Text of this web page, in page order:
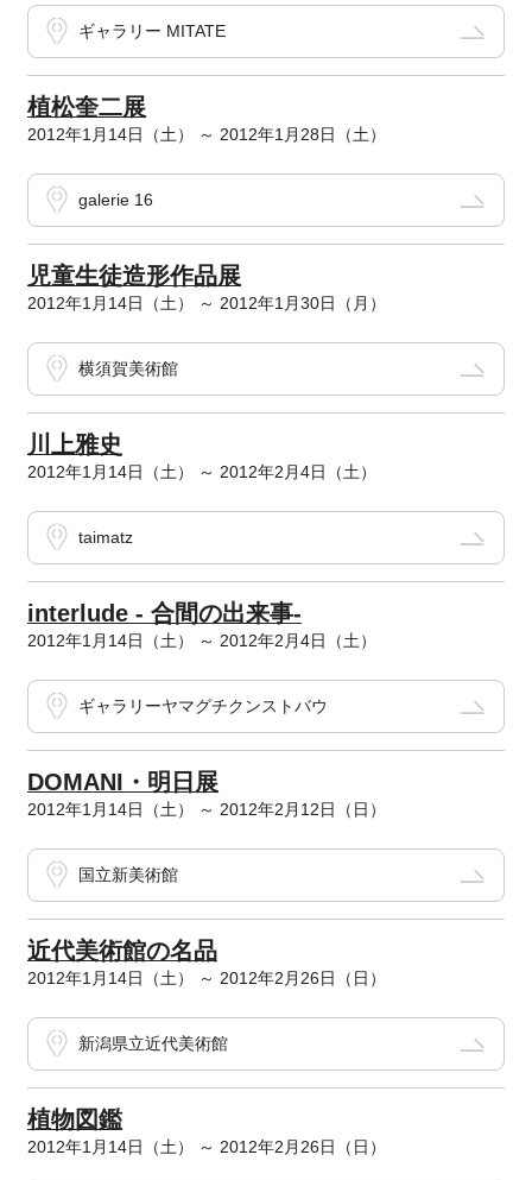
ギャラリー MITATE
植松奎二展
2012年1月14日（土） ～ 2012年1月28日（土）
galerie 16
児童生徒造形作品展
2012年1月14日（土） ～ 2012年1月30日（月）
横須賀美術館
川上雅史
2012年1月14日（土） ～ 2012年2月4日（土）
taimatz
interlude - 合間の出来事-
2012年1月14日（土） ～ 2012年2月4日（土）
ギャラリーヤマグチクンストバウ
DOMANI・明日展
2012年1月14日（土） ～ 2012年2月12日（日）
国立新美術館
近代美術館の名品
2012年1月14日（土） ～ 2012年2月26日（日）
新潟県立近代美術館
植物図鑑
2012年1月14日（土） ～ 2012年2月26日（日）